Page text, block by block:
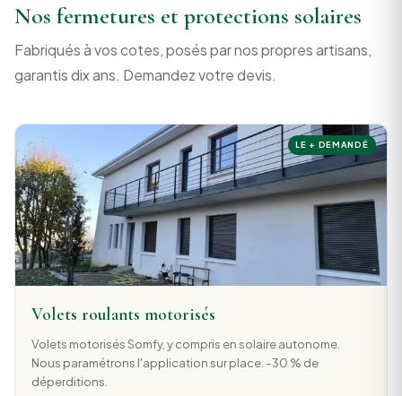
Nos fermetures et protections solaires
Fabriqués à vos cotes, posés par nos propres artisans,
garantis dix ans. Demandez votre devis.
LE + DEMANDÉ
Volets roulants motorisés
Volets motorisés Somfy, y compris en solaire autonome.
Nous paramétrons l'application sur place. -30 % de
déperditions.